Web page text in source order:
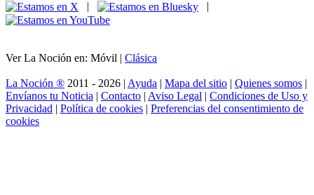
|
|
Ver La Noción en: Móvil | Clásica
La Noción ® 2011 - 2026 | Ayuda | Mapa del sitio | Quienes somos |
Envíanos tu Noticia | Contacto | Aviso Legal | Condiciones de Uso y
Privacidad | Política de cookies | Preferencias del consentimiento de
cookies